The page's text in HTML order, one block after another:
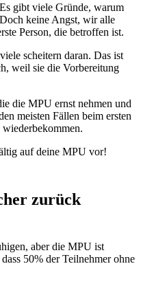
gibt viele Gründe, warum
keine Angst, wir alle
Person, die betroffen ist.
scheitern daran. Das ist
weil sie die Vorbereitung
die MPU ernst nehmen und
meisten Fällen beim ersten
auf deine MPU vor!
zurück
aber die MPU ist
50% der Teilnehmer ohne